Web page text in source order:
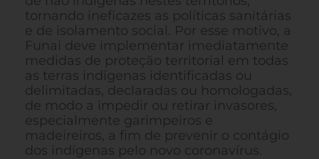
tornando ineficazes as políticas sanitárias
e de isolamento social. Por esse motivo, a
Funai deve implementar imediatamente
medidas de proteção territorial em todas
as terras indígenas identificadas ou
delimitadas, declaradas ou homologadas,
de modo a impedir ou retirar invasores,
especialmente garimpeiros e
madeireiros, a fim de prevenir o contágio
dos indígenas pelo novo coronavírus.